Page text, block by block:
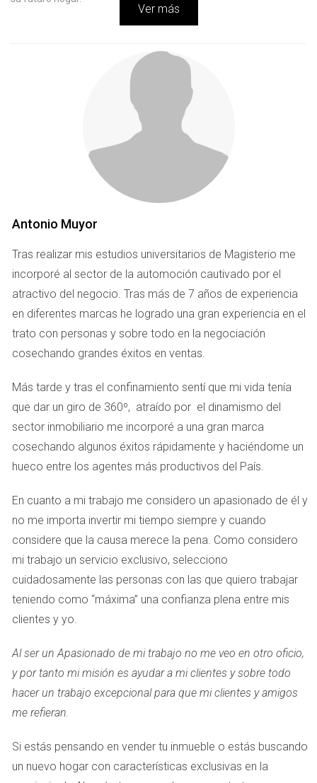
3. Resalta los Puntos Fuertes de la
Cada hogar tiene características únicas que lo distinguen. Puede
ser una terraza con vistas al mar, una cocina recién renovada o un
jardín bien cuidado. Asegúrate de capturar estas áreas desde los
mejores ángulos posibles, destacando los detalles que podrían
4. Utiliza una Buena Cámara
Aunque los smartphones modernos están equipados con
excelentes cámaras, considera la posibilidad de utilizar una
cámara profesional o contratar a un fotógrafo especializado en
fotografía inmobiliaria. La calidad de una foto profesional puede
hacer una gran diferencia en cómo se percibe tu propiedad online.
5. Cuida la Composición
La composición de tus fotos debe guiar la mirada del espectador a
través de la propiedad de manera fluida. Utiliza técnicas como la
regla de los tercios para crear imágenes equilibradas y atractivas.
Asegúrate de que cada fotografía cuente una historia sobre cada
espacio.
6. Edita con Profesionalismo
Una edición ligera puede mejorar la calidad de las imágenes sin
distorsionar la realidad de la propiedad. Ajusta la iluminación, el
contraste y la saturación para hacer las fotos más atractivas, pero
7. Aprovecha las Redes Sociales y
Ver más
Antonio Muyor
Tras realizar mis estudios universitarios de Magisterio me
incorporé al sector de la automoción cautivado por el
atractivo del negocio. Tras más de 7 años de experiencia
en diferentes marcas he logrado una gran experiencia en el
trato con personas y sobre todo en la negociación
cosechando grandes éxitos en ventas.
Más tarde y tras el confinamiento sentí que mi vida tenía
que dar un giro de 360º, atraído por el dinamismo del
sector inmobiliario me incorporé a una gran marca
cosechando algunos éxitos rápidamente y haciéndome un
hueco entre los agentes más productivos del País.
En cuanto a mi trabajo me considero un apasionado de él y
no me importa invertir mi tiempo siempre y cuando
considere que la causa merece la pena. Como considero
mi trabajo un servicio exclusivo, selecciono
cuidadosamente las personas con las que quiero trabajar
teniendo como “máxima” una confianza plena entre mis
clientes y yo.
Al ser un Apasionado de mi trabajo no me veo en otro oficio,
y por tanto mi misión es ayudar a mi clientes y sobre todo
hacer un trabajo excepcional para que mi clientes y amigos
me refieran.
Si estás pensando en vender tu inmueble o estás buscando
un nuevo hogar con características exclusivas en la